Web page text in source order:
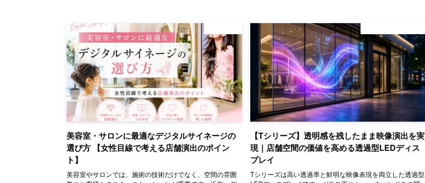
美容室・サロンに最適なデジタルサイネージの
選び方 【女性目線で考える店舗演出のポイン
ト】
美容室やサロンでは、施術の技術だけでなく、空間の雰囲
【Tシリーズ】透明感を残したまま映像演出を実
現｜店舗空間の価値を高める透過型LEDディス
プレイ
Tシリーズは高い透過率と鮮明な映像表現を両立した透過型